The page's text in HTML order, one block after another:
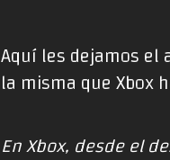
Aquí les dejamos el
la misma que Xbox
En Xbox, desde el